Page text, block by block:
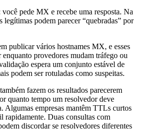
pede MX e recebe uma resposta. Na
legítimas podem parecer “quebradas” por
publicar vários hostnames MX, e esses
enquanto provedores mudam tráfego ou
espera um conjunto estável de
podem ser rotuladas como suspeitas.
fazem os resultados parecerem
quanto tempo um resolvedor deve
Algumas empresas mantêm TTLs curtos
rapidamente. Duas consultas com
discordar se resolvedores diferentes